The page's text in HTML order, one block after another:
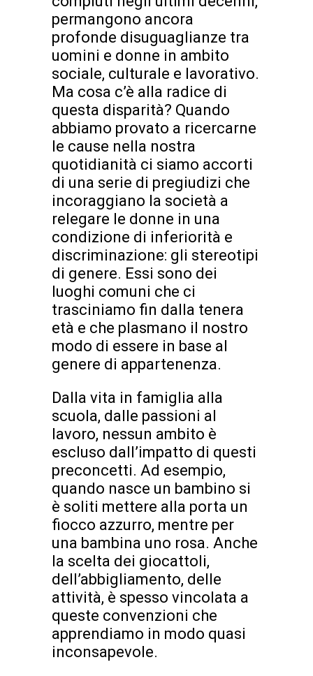
permangono ancora
profonde disuguaglianze tra
uomini e donne in ambito
sociale, culturale e lavorativo.
Ma cosa c’è alla radice di
questa disparità? Quando
abbiamo provato a ricercarne
le cause nella nostra
quotidianità ci siamo accorti
di una serie di pregiudizi che
incoraggiano la società a
relegare le donne in una
condizione di inferiorità e
discriminazione: gli stereotipi
di genere. Essi sono dei
luoghi comuni che ci
trasciniamo fin dalla tenera
età e che plasmano il nostro
modo di essere in base al
genere di appartenenza.
Dalla vita in famiglia alla
scuola, dalle passioni al
lavoro, nessun ambito è
escluso dall’impatto di questi
preconcetti. Ad esempio,
quando nasce un bambino si
è soliti mettere alla porta un
fiocco azzurro, mentre per
una bambina uno rosa. Anche
la scelta dei giocattoli,
dell’abbigliamento, delle
attività, è spesso vincolata a
queste convenzioni che
apprendiamo in modo quasi
inconsapevole.